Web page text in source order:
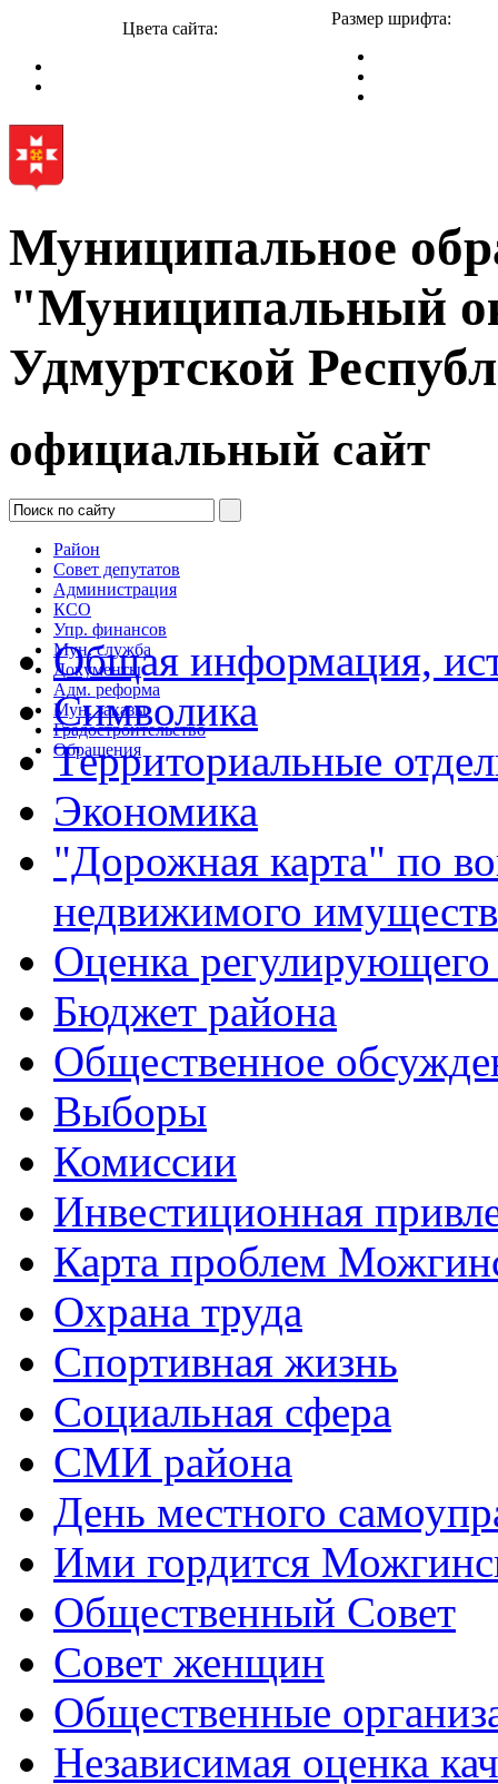
Цвета сайта:
Размер шрифта:
Муниципальное
"Муниципальный
Удмуртской
официальный сайт
Район
Совет депутатов
Администрация
КСО
Упр. финансов
Мун. служба
Документы
Адм. реформа
Мун. заказы
Градостроительство
Обращения
Общая информация,
Символика
Территориальные
Экономика
"Дорожная карта" по
недвижимого
Оценка регулирующего
Бюджет района
Общественное
Выборы
Комиссии
Инвестиционная
Карта проблем
Охрана труда
Спортивная жизнь
Социальная сфера
СМИ района
День местного
Ими гордится
Общественный Совет
Совет женщин
Общественные
Независимая оценка